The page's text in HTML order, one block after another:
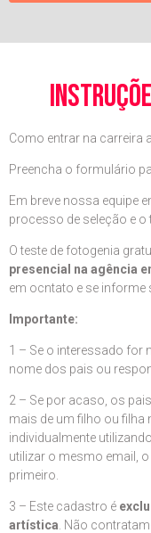
Como entrar na carreira
Preencha o formulário
Em breve nossa equipe
processo de seleção e o
O teste de fotogenia
presencial na agência
em ocntato e se informe
Importante:
1 – Se o interessado for
nome dos pais ou
2 – Se por acaso, os
mais de um filho ou
individualmente utilizando
utilizar o mesmo email,
primeiro.
3 – Este cadastro é
artística . Não